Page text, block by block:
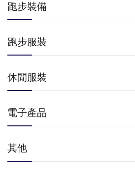
跑步裝備
跑步服裝
休閒服裝
電子產品
其他